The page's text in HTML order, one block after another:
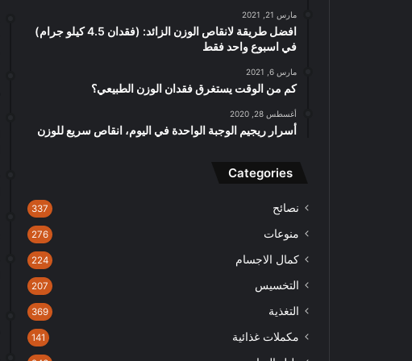
مارس 21, 2021
افضل طريقة لانقاص الوزن الزائد: (فقدان 4.5 كيلو جرام)
في اسبوع واحد فقط
مارس 6, 2021
كم من الوقت يستغرق فقدان الوزن الطبيعي؟
أغسطس 28, 2020
أسرار ريجيم الوجبة الواحدة في اليوم، انقاص سريع للوزن
Categories
نصائح 337
منوعات 276
كمال الاجسام 224
التخسيس 207
التغذية 369
مكملات غذائية 141